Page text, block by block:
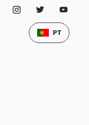
PT